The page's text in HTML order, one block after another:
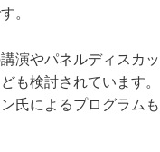
。
演やパネルディスカ
も検討されています。
氏によるプログラム